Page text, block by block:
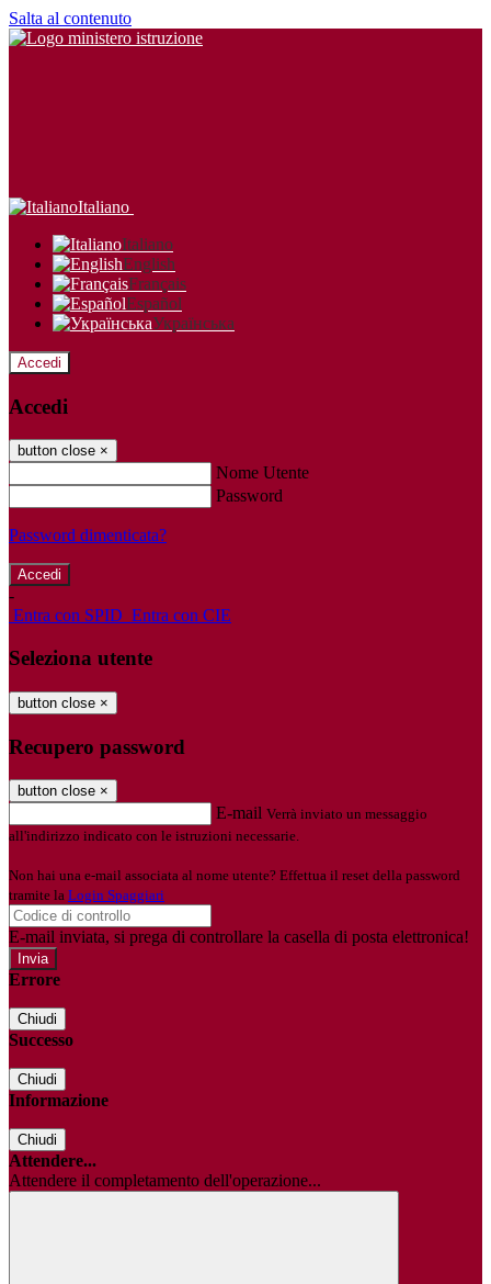
Salta al contenuto
Italiano
Italiano
English
Français
Español
Українська
Accedi
Accedi
button close ×
Nome Utente
Password
Password dimenticata?
-
Entra con SPID Entra con CIE
Seleziona utente
button close ×
Recupero password
button close ×
E-mail Verrà inviato un messaggio
all'indirizzo indicato con le istruzioni necessarie.
Non hai una e-mail associata al nome utente? Effettua il reset della password
tramite la Login Spaggiari
E-mail inviata, si prega di controllare la casella di posta elettronica!
Errore
Chiudi
Successo
Chiudi
Informazione
Chiudi
Attendere...
Attendere il completamento dell'operazione...